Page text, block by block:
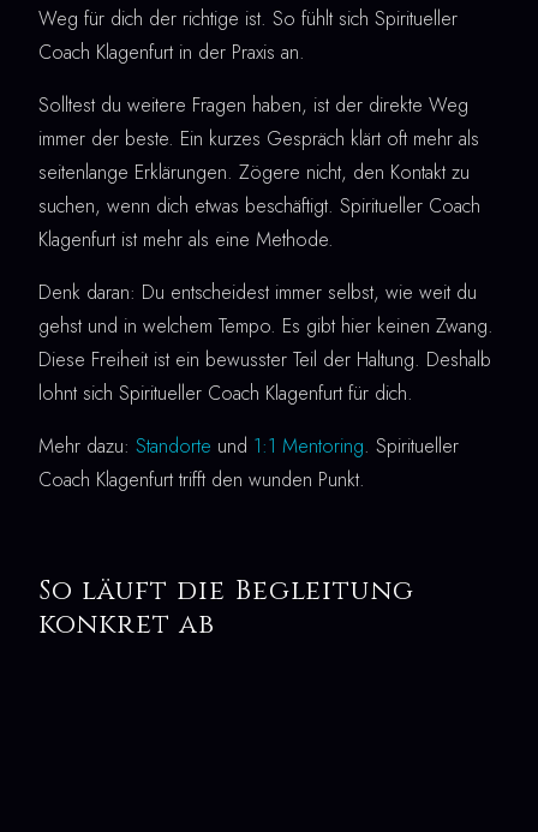
Weg für dich der richtige ist. So fühlt sich Spiritueller
Coach Klagenfurt in der Praxis an.
Solltest du weitere Fragen haben, ist der direkte Weg
immer der beste. Ein kurzes Gespräch klärt oft mehr als
seitenlange Erklärungen. Zögere nicht, den Kontakt zu
suchen, wenn dich etwas beschäftigt. Spiritueller Coach
Klagenfurt ist mehr als eine Methode.
Denk daran: Du entscheidest immer selbst, wie weit du
gehst und in welchem Tempo. Es gibt hier keinen Zwang.
Diese Freiheit ist ein bewusster Teil der Haltung. Deshalb
lohnt sich Spiritueller Coach Klagenfurt für dich.
Mehr dazu: Standorte und 1:1 Mentoring. Spiritueller
Coach Klagenfurt trifft den wunden Punkt.
So läuft die Begleitung
konkret ab